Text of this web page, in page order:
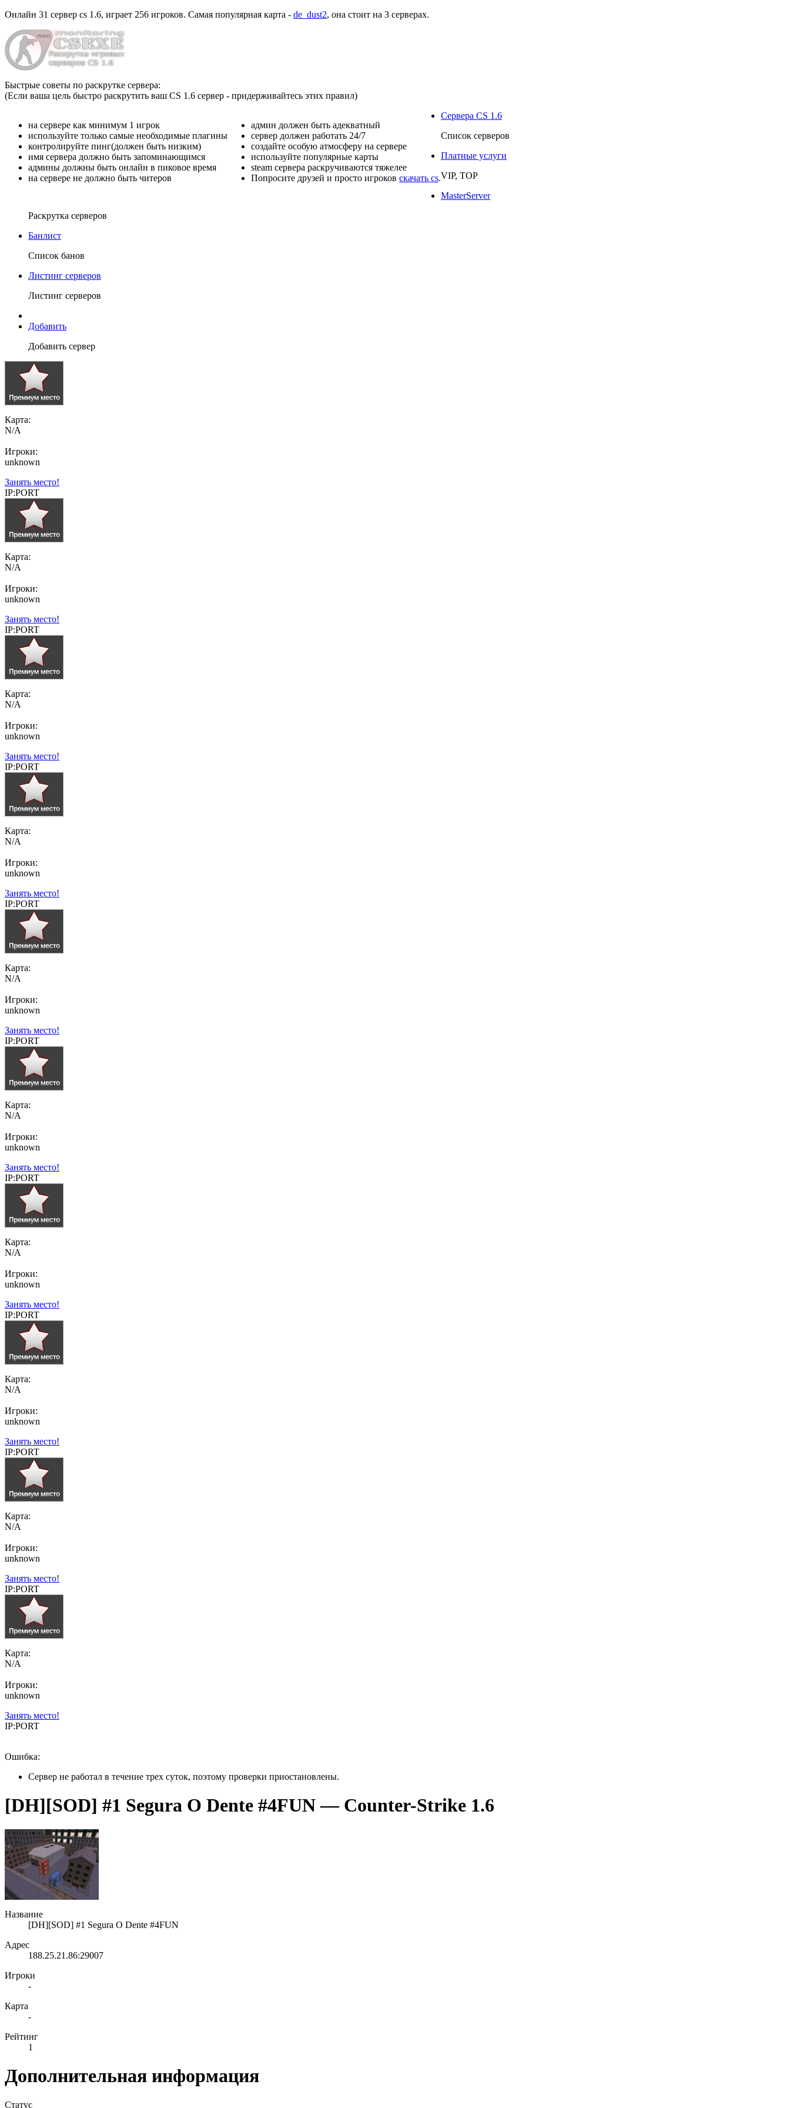
Онлайн 31 сервер cs 1.6, играет 256 игроков. Самая популярная карта - de_dust2, она стоит на 3 серверах.
Быстрые советы по раскрутке сервера:
(Если ваша цель быстро раскрутить ваш CS 1.6 сервер - придерживайтесь этих правил)
на сервере как минимум 1 игрок
используйте только самые необходимые плагины
контролируйте пинг(должен быть низким)
имя сервера должно быть запоминающимся
админы должны быть онлайн в пиковое время
на сервере не должно быть читеров
админ должен быть адекватный
сервер должен работать 24/7
создайте особую атмосферу на сервере
используйте популярные карты
steam сервера раскручиваются тяжелее
Попросите друзей и просто игроков скачать cs.
Сервера CS 1.6
Список серверов
Платные услуги
VIP, TOP
MasterServer
Раскрутка серверов
Банлист
Список банов
Листинг серверов
Листинг серверов
Добавить
Добавить сервер
Карта:
N/A
Игроки:
unknown
Занять место!
IP:PORT
Карта:
N/A
Игроки:
unknown
Занять место!
IP:PORT
Карта:
N/A
Игроки:
unknown
Занять место!
IP:PORT
Карта:
N/A
Игроки:
unknown
Занять место!
IP:PORT
Карта:
N/A
Игроки:
unknown
Занять место!
IP:PORT
Карта:
N/A
Игроки:
unknown
Занять место!
IP:PORT
Карта:
N/A
Игроки:
unknown
Занять место!
IP:PORT
Карта:
N/A
Игроки:
unknown
Занять место!
IP:PORT
Карта:
N/A
Игроки:
unknown
Занять место!
IP:PORT
Карта:
N/A
Игроки:
unknown
Занять место!
IP:PORT
Ошибка:
Сервер не работал в течение трех суток, поэтому проверки приостановлены.
[DH][SOD] #1 Segura O Dente #4FUN — Counter-Strike 1.6
Название
[DH][SOD] #1 Segura O Dente #4FUN
Адрес
188.25.21.86:29007
Игроки
-
Карта
-
Рейтинг
1
Дополнительная информация
Статус